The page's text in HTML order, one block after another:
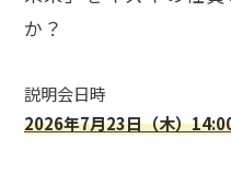
か？
説明会日時
2026年7月23日（木）